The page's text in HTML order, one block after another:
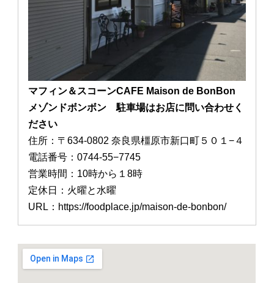
マフィン＆スコーンCAFE Maison de BonBon
メゾンドボンボン 駐車場はお店に問い合わせく
ださい
住所：〒634-0802 奈良県橿原市新口町５０１−４
電話番号：0744-55−7745
営業時間：10時から１8時
定休日：火曜と水曜
URL：https://foodplace.jp/maison-de-bonbon/